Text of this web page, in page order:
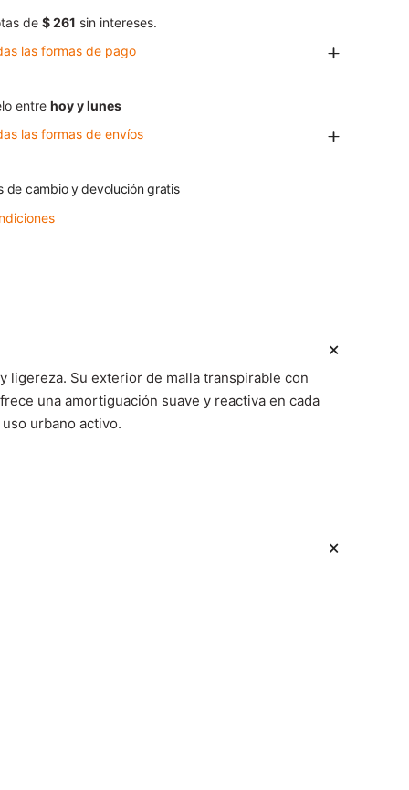
de $ 261 sin intereses.
las formas de pago
entre hoy y lunes
las formas de envíos
de cambio y devolución gratis
ligereza. Su exterior de malla transpirable con
una amortiguación suave y reactiva en cada
urbano activo.